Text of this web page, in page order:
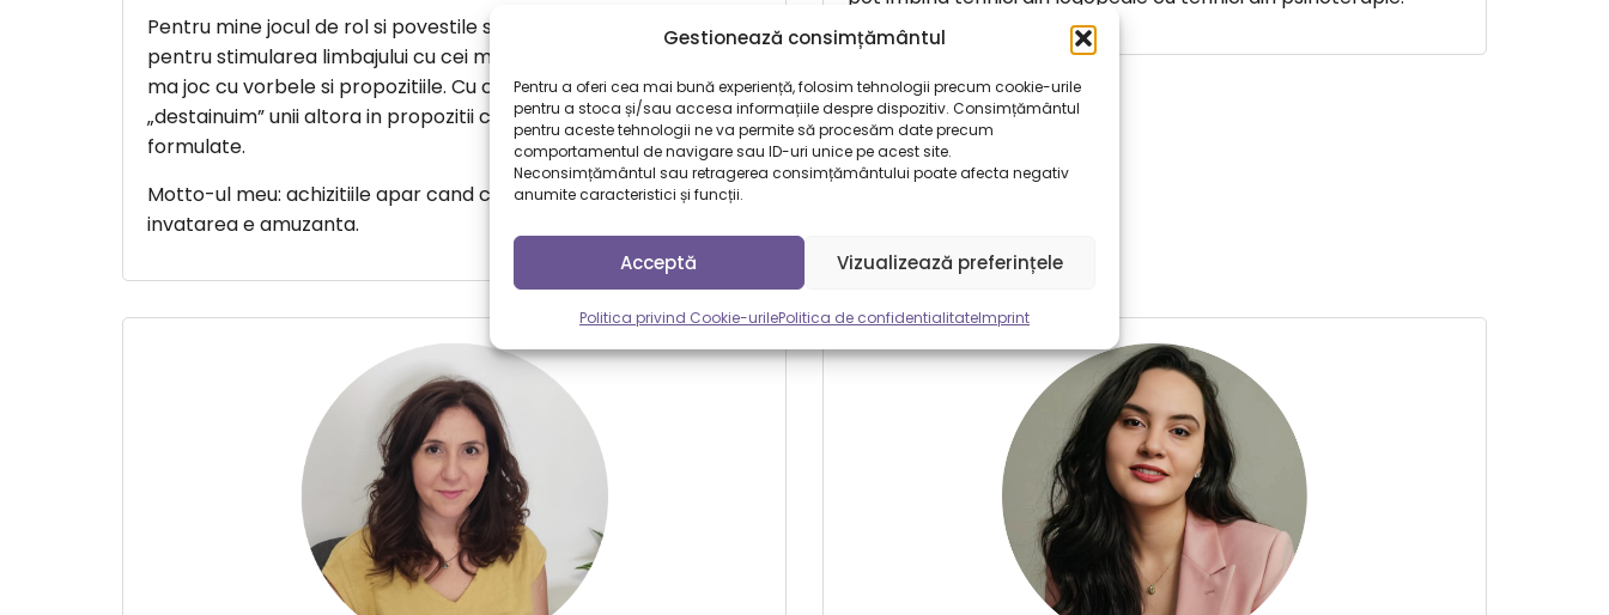
Gestionează consimțământul
Pentru a oferi cea mai bună experiență, folosim tehnologii precum cookie-urile
pentru a stoca și/sau accesa informațiile despre dispozitiv. Consimțământul
pentru aceste tehnologii ne va permite să procesăm date precum
comportamentul de navigare sau ID-uri unice pe acest site.
Neconsimțământul sau retragerea consimțământului poate afecta negativ
anumite caracteristici și funcții.
Acceptă Vizualizează preferințele
Politica privind Cookie-urilePolitica de confidentialitateImprint
Pentru mine jocul de rol si povestile sunt instrumentele principale
pentru stimularea limbajului cu cei mici. Cu cei de scoala primara
ma joc cu vorbele si propozitiile. Cu cei mari „impartasim”, ne
„destainuim” unii altora in propozitii complexe si corect
formulate.
Motto-ul meu: achizitiile apar cand copilul invata cu drag si
invatarea e amuzanta.